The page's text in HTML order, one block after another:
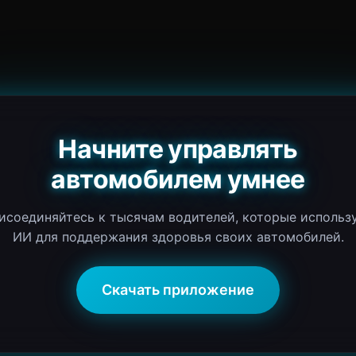
Начните управлять
автомобилем умнее
к тысячам водителей, которые
ИИ для поддержания здоровья своих автомобилей.
Скачать приложение